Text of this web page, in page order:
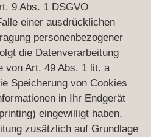
9 Abs. 1 DSGVO
einer ausdrücklichen
personenbezogener
die Datenverarbeitung
von Art. 49 Abs. 1 lit. a
Speicherung von Cookies
in Ihr Endgerät
eingewilligt haben,
zusätzlich auf Grundlage